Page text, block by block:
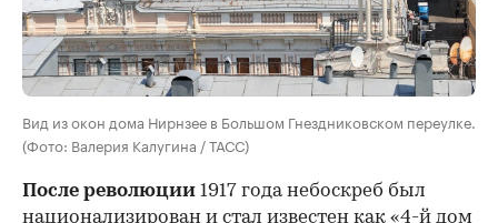
Вид из окон дома Нирнзее в Большом Гнездниковском переулке.
(Фото: Валерия Калугина / ТАСС)
После революции 1917 года небоскреб был
национализирован и стал известен как «4-й дом